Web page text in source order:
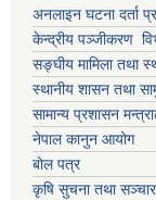
अनलाइन घटना दर्ता
केन्द्रीय पञ्जीकरण
सङ्घीय मामिला तथा
स्थानीय शासन तथा
सामान्य प्रशासन
नेपाल कानुन आयोग
बाेल पत्र
कृषि सुचना तथा